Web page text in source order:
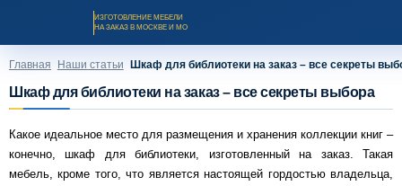
ИЗГОТОВЛЕНИЕ МЕБЕЛИ
НА ЗАКАЗ В МОСКВЕ И МО
Главная Наши статьи Шкаф для библиотеки на заказ – все секреты
Шкаф для библиотеки на заказ – все секреты выбора
Какое идеальное место для размещения и хранения коллекции книг –
конечно, шкаф для библиотеки, изготовленный на заказ. Такая
мебель, кроме того, что является настоящей гордостью владельца,